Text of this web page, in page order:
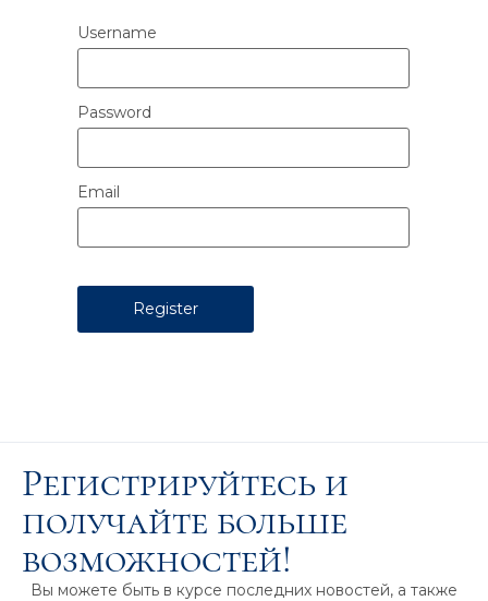
Username
Password
Email
Регистрируйтесь и
получайте больше
возможностей!
Вы можете быть в курсе последних новостей, а также